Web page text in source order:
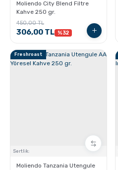
Moliendo City Blend Filtre
Kahve 250 gr.
450,00 TL
306,00 TL %32
Freshroast
Sertlik:
Moliendo Tanzania Utengule